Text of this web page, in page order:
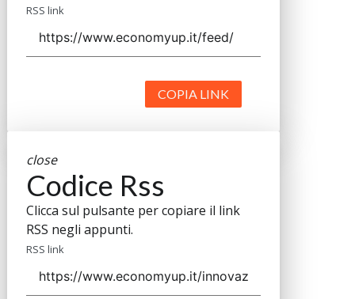
RSS link
COPIA LINK
close
Codice Rss
Clicca sul pulsante per copiare il link
RSS negli appunti.
RSS link